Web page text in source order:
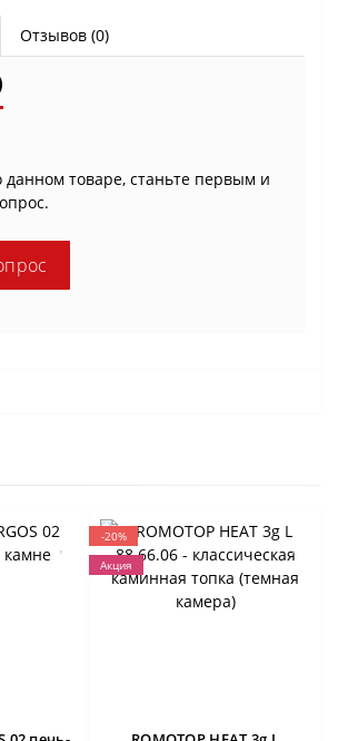
Отзывов (0)
данном товаре, станьте первым и
-20%
Акция